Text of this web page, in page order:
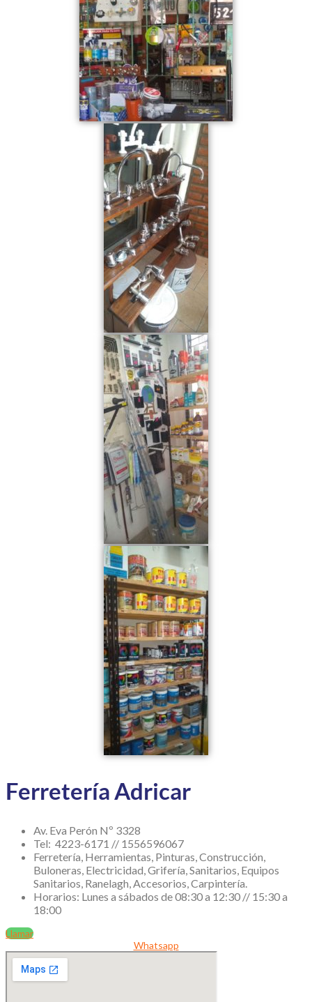
Ferretería Adricar
Av. Eva Perón Nº 3328
Tel: 4223-6171 // 1556596067
Ferretería, Herramientas, Pinturas, Construcción,
Buloneras, Electricidad, Grifería, Sanitarios, Equipos
Sanitarios, Ranelagh, Accesorios, Carpintería.
Horarios: Lunes a sábados de 08:30 a 12:30 // 15:30 a
18:00
Llamar
Whatsapp